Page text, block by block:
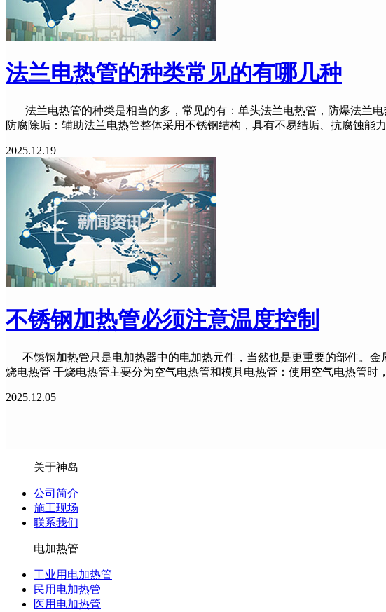
法兰电热管的种类常见的有哪几种
法兰电热管的种类是相当的多，常见的有：单头法兰电热管，防爆法兰电
防腐除垢：辅助法兰电热管整体采用不锈钢结构，具有不易结垢、抗腐蚀
2025.12.19
不锈钢加热管必须注意温度控制
不锈钢加热管只是电加热器中的电加热元件，当然也是更重要的部件。金
烧电热管 干烧电热管主要分为空气电热管和模具电热管：使用空气电热管
2025.12.05
关于神岛
公司简介
施工现场
联系我们
电加热管
工业用电加热管
民用电加热管
医用电加热管